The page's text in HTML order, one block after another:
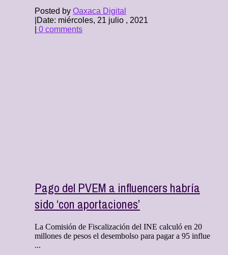
Posted by Oaxaca Digital
Date: miércoles, 21 julio , 2021
0 comments
Pago del PVEM a influencers habría
sido ‘con aportaciones’
La Comisión de Fiscalización del INE calculó en 20
millones de pesos el desembolso para pagar a 95 influe
...